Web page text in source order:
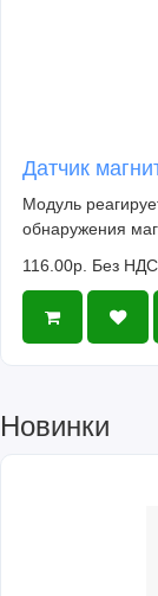
Датчик
Модуль
обнаружения
116.00р. Без
Новинки